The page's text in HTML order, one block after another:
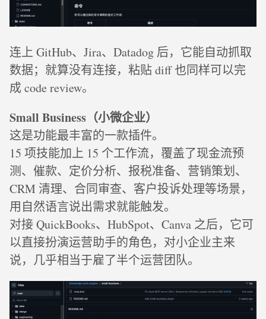
连上 GitHub、Jira、Datadog 后，它能自动抓取
数据；就算没有连接，粘贴 diff 也同样可以完
成 code review。
Small Business（小微企业）
这是功能最丰富的一款插件。
15 项技能加上 15 个工作流，覆盖了现金流预
测、催款、定价分析、报税准备、营销策划、
CRM 清理、合同审查、客户投诉处理等场景，
用自然语言说出需求就能触发。
对接 QuickBooks、HubSpot、Canva 之后，它可
以直接扮演运营助手的角色，对小企业主来
说，几乎相当于雇了半个运营团队。